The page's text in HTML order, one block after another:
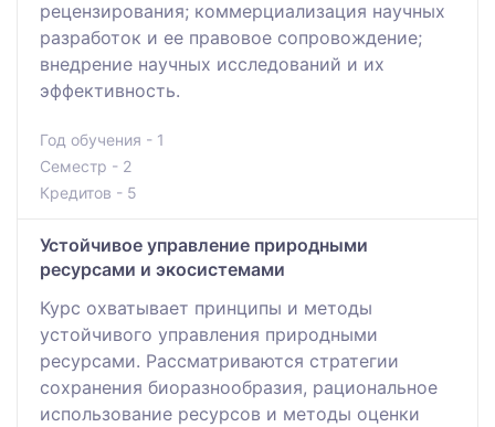
рецензирования; коммерциализация научных
разработок и ее правовое сопровождение;
внедрение научных исследований и их
эффективность.
Год обучения - 1
Семестр - 2
Кредитов - 5
Устойчивое управление природными
ресурсами и экосистемами
Курс охватывает принципы и методы
устойчивого управления природными
ресурсами. Рассматриваются стратегии
сохранения биоразнообразия, рациональное
использование ресурсов и методы оценки